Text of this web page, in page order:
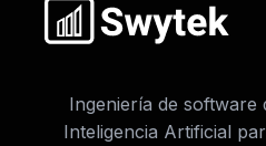
Ingeniería de software
Inteligencia Artificial